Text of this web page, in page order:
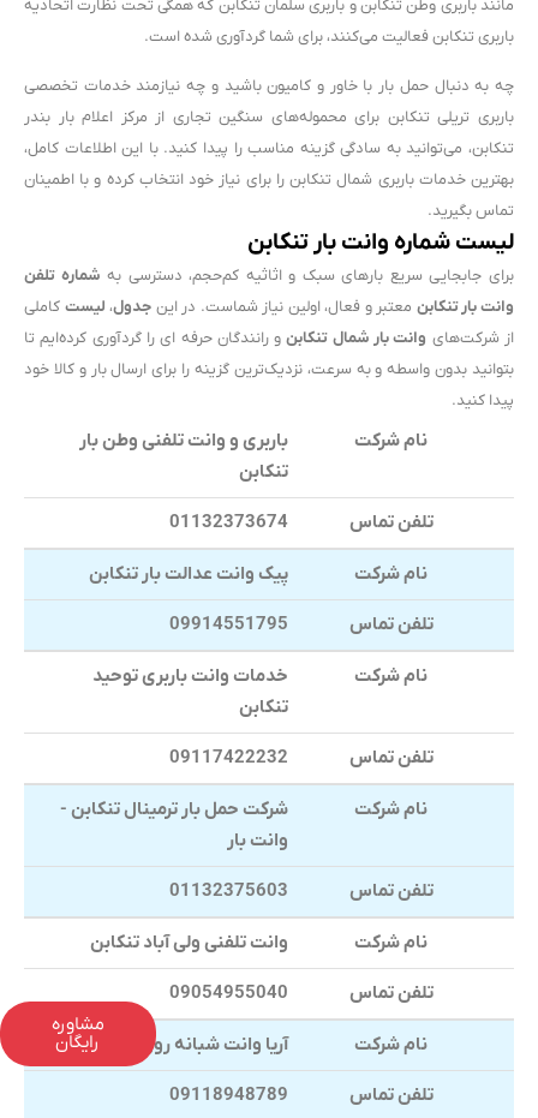
مانند باربری وطن تنکابن و باربری سلمان تنکابن که همگی تحت نظارت اتحادیه
باربری تنکابن فعالیت می‌کنند، برای شما گردآوری شده است.
چه به دنبال حمل بار با خاور و کامیون باشید و چه نیازمند خدمات تخصصی
باربری تریلی تنکابن برای محموله‌های سنگین تجاری از مرکز اعلام بار بندر
تنکابن، می‌توانید به سادگی گزینه مناسب را پیدا کنید. با این اطلاعات کامل،
بهترین خدمات باربری شمال تنکابن را برای نیاز خود انتخاب کرده و با اطمینان
تماس بگیرید.
لیست شماره وانت بار تنکابن
برای جابجایی سریع بارهای سبک و اثاثیه کم‌حجم، دسترسی به شماره تلفن
وانت بار تنکابن معتبر و فعال، اولین نیاز شماست. در این جدول، لیست کاملی
از شرکت‌های وانت بار شمال تنکابنو رانندگان حرفه ای را گردآوری کرده‌ایم تا
بتوانید بدون واسطه و به سرعت، نزدیک‌ترین گزینه را برای ارسال بار و کالا خود
پیدا کنید.
نام شرکت
باربری و وانت تلفنی وطن بار
تنکابن
تلفن تماس 01132373674
نام شرکت پیک وانت عدالت بار تنکابن
تلفن تماس 09914551795
نام شرکت
خدمات وانت باربری توحید
تنکابن
تلفن تماس 09117422232
نام شرکت
شرکت حمل بار ترمینال تنکابن -
وانت بار
تلفن تماس 01132375603
نام شرکت وانت تلفنی ولی آباد تنکابن
تلفن تماس 09054955040
نام شرکت آریا وانت شبانه روزی تنکابن بار
تلفن تماس 09118948789
مشاوره
رایگان